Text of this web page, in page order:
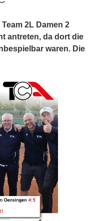
2L Damen 2
antreten, da dort die
waren. Die